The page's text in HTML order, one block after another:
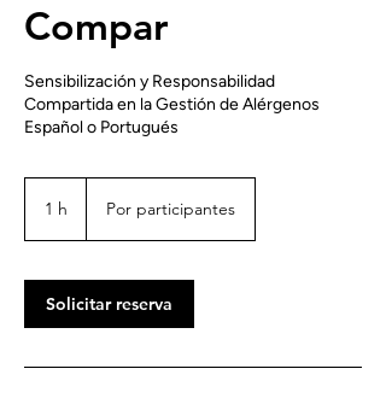
Compar
Sensibilización y Responsabilidad
Compartida en la Gestión de Alérgenos
Español o Portugués
1 h Por participantes
Solicitar reserva